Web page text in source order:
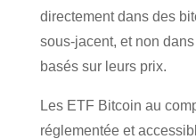
directement dans des
sous-jacent, et non
basés sur leurs prix.
Les ETF Bitcoin au
réglementée et